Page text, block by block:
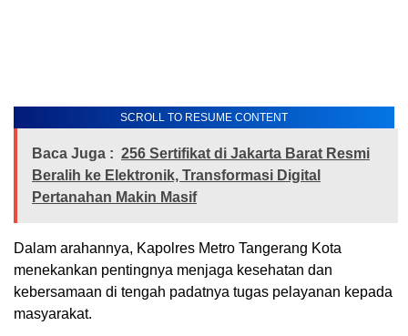
SCROLL TO RESUME CONTENT
Baca Juga : 256 Sertifikat di Jakarta Barat Resmi
Beralih ke Elektronik, Transformasi Digital
Pertanahan Makin Masif
Dalam arahannya, Kapolres Metro Tangerang Kota
menekankan pentingnya menjaga kesehatan dan
kebersamaan di tengah padatnya tugas pelayanan kepada
masyarakat.